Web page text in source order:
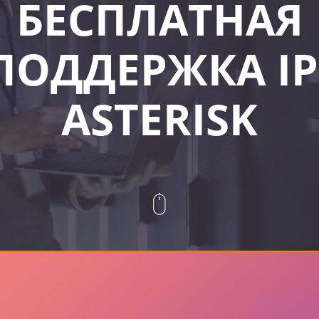
БЕСПЛАТНАЯ
ASTERISK